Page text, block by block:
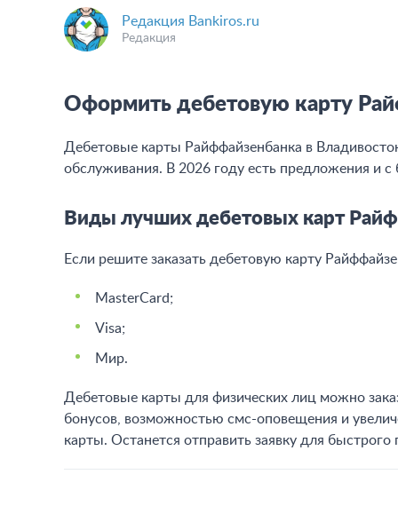
Редакция Bankiros.ru
Редакция
Оформить дебетовую карту
Дебетовые карты Райффайзенбанка в
обслуживания. В 2026 году есть предложения и с
Виды лучших дебетовых карт
Если решите заказать дебетовую карту
MasterCard;
Visa;
Мир.
Дебетовые карты для физических лиц можно
бонусов, возможностью смс-оповещения и
карты. Останется отправить заявку для